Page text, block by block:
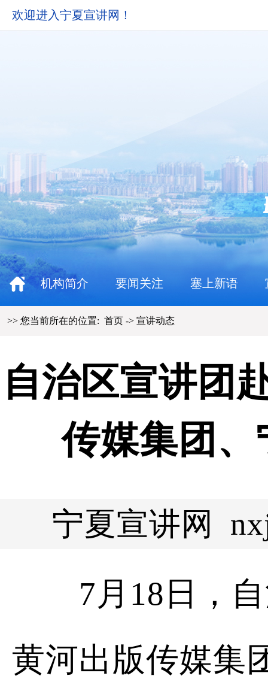
欢迎进入宁夏宣讲网！
机构简介 要闻关注 塞上新语
>> 您当前所在的位置: 首页 -> 宣讲动态
自治区宣讲团
传媒集团
宁夏宣讲网
7月18日，自
黄河出版传媒集